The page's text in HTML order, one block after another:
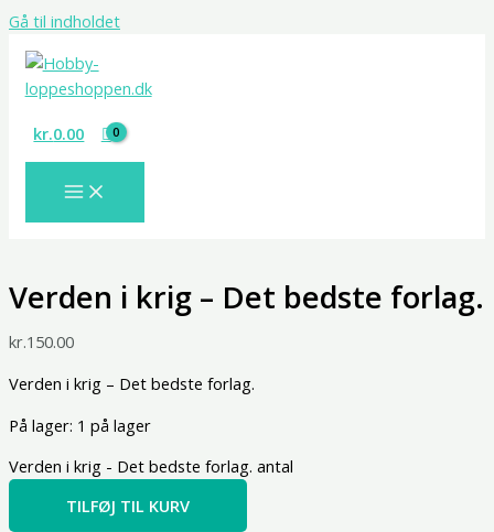
Gå til indholdet
kr.0.00
Verden i krig – Det bedste forlag.
kr.150.00
Verden i krig – Det bedste forlag.
På lager: 1 på lager
Verden i krig - Det bedste forlag. antal
TILFØJ TIL KURV